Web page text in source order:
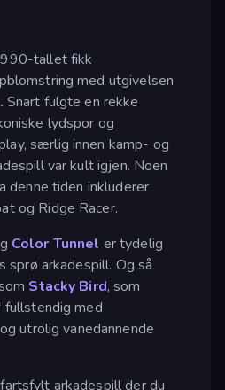
tallet fikk
med utgivelsen
Snart fulgte en rekke
lydspor og
særlig innen kamp- og
var kult igjen. Noen
denne tiden inkluderer
og Ridge Racer.
Color Tunnel er tydelig
arkadespill. Og så
Stacky Bird, som
fullstendig med
utrolig vanedannende
arkadespill der du